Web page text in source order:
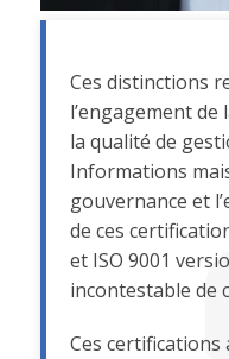
Ces distinctions
l’engagement de
la qualité de
Informations
gouvernance et
de ces
et ISO 9001
incontestable de
Ces